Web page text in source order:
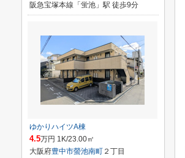
阪急宝塚本線「蛍池」駅 徒歩9分
ゆかりハイツA棟
4.5万円 1K/23.00㎡
大阪府豊中市螢池南町 ２丁目